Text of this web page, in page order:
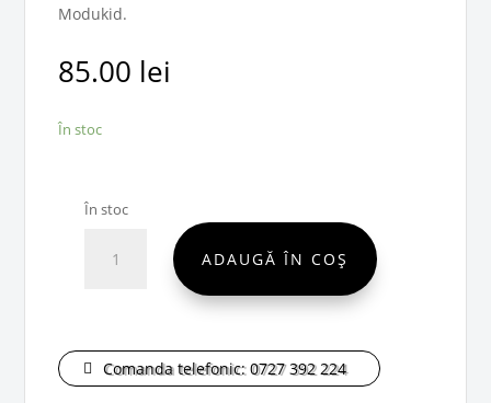
Modukid.
85.00 lei
În stoc
În stoc
Axkid
auto
Axkid
ADAUGĂ ÎN COȘ
Comanda telefonic: 0727 392 224